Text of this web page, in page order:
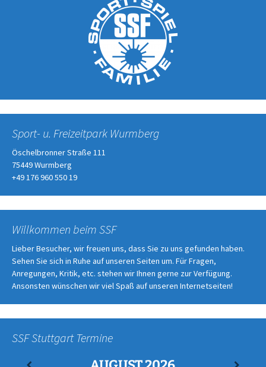
Sport- u. Freizeitpark Wurmberg
Öschelbronner Straße 111
75449 Wurmberg
+49 176 960 550 19
Willkommen beim SSF
Lieber Besucher, wir freuen uns, dass Sie zu uns gefunden haben.
Sehen Sie sich in Ruhe auf unseren Seiten um. Für Fragen,
Anregungen, Kritik, etc. stehen wir Ihnen gerne zur Verfügung.
Ansonsten wünschen wir viel Spaß auf unseren Internetseiten!
SSF Stuttgart Termine